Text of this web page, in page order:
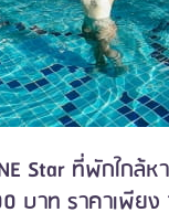
Star ที่พักใกล้
บาท ราคาเพียง